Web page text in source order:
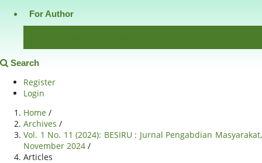
For Author
Search
Register
Login
Home /
Archives /
Vol. 1 No. 11 (2024): BESIRU : Jurnal Pengabdian Masyarakat,
November 2024 /
Articles